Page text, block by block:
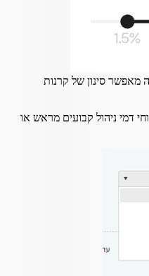
מאפשר סינון של קרנות
דמי ניהול קבועים מראש או